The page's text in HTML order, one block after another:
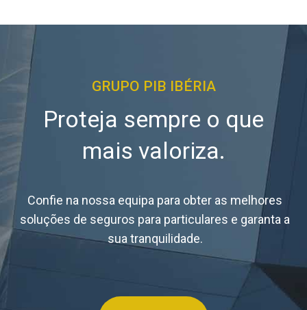
GRUPO PIB IBÉRIA
Proteja sempre o que
mais valoriza.
Confie na nossa equipa para obter as melhores
soluções de seguros para particulares e garanta a
sua tranquilidade.